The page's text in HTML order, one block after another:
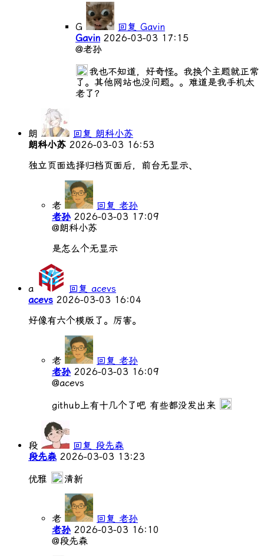
G
回复 Gavin
Gavin 2026-03-03 17:15
@老孙
我也不知道，好奇怪。我换个主题就正常
了。其他网站也没问题。。难道是我手机太
老了？
朗
回复 朗科小苏
朗科小苏 2026-03-03 16:53
独立页面选择归档页面后，前台无显示、
老
回复 老孙
老孙 2026-03-03 17:09
@朗科小苏
是怎么个无显示
a
回复 acevs
acevs 2026-03-03 16:04
好像有六个模版了。厉害。
老
回复 老孙
老孙 2026-03-03 16:09
@acevs
github上有十几个了吧 有些都没发出来
段
回复 段先森
段先森 2026-03-03 13:23
优雅
清新
老
回复 老孙
老孙 2026-03-03 16:10
@段先森